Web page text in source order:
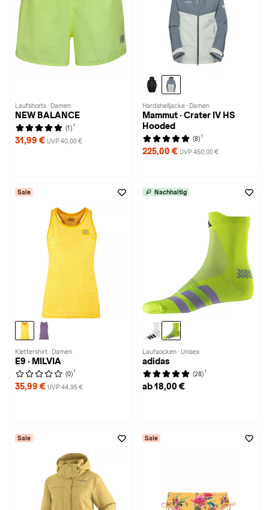
Laufshorts · Damen
NEW BALANCE
(1) 1
31,99 € UVP 40,00 €
Hardshelljacke · Damen
Mammut · Crater IV HS
Hooded
(8) 1
225,00 € UVP 450,00 €
Sale
Klettershirt · Damen
E9 · MILVIA
(0) 1
35,99 € UVP 44,95 €
Nachhaltig
Laufsocken · Unisex
adidas
(28) 1
ab 18,00 €
Sale Sale